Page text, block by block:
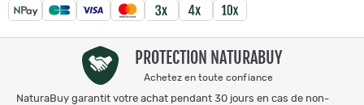
PROTECTION NATURABUY
Achetez en toute confiance
NaturaBuy garantit votre achat pendant 30 jours en cas de non-